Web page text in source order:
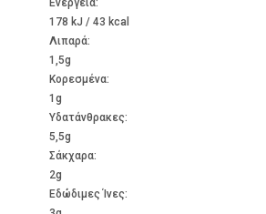
Ενέργεια:
178 kJ / 43 kcal
Λιπαρά:
1,5g
Kορεσμένα:
1g
Υδατάνθρακες:
5,5g
Σάκχαρα:
2g
Εδώδιμες Ίνες: